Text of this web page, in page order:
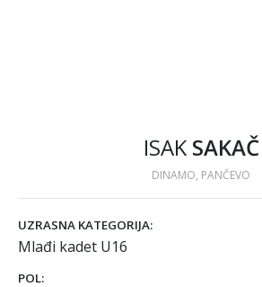
ISAK SAKAČ
DINAMO, PANČEVO
UZRASNA KATEGORIJA:
Mlađi kadet U16
POL: